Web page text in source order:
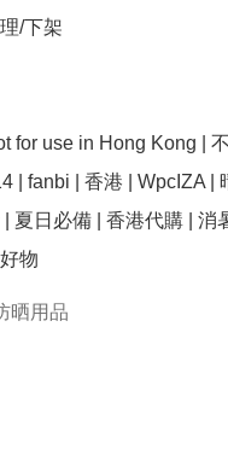
/下架
for use in Hong Kong |
| fanbi | 香港 | WpcIZA |
| 夏日必備 | 香港代購 | 消
物
晒用品